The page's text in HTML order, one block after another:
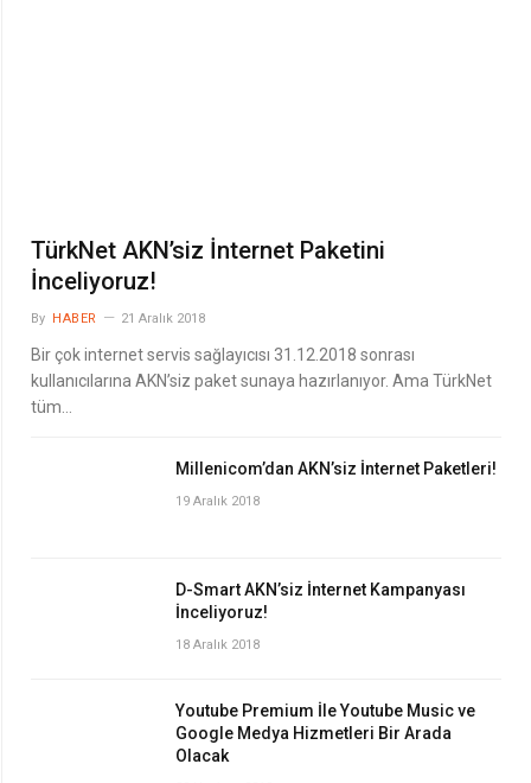
TürkNet AKN’siz İnternet Paketini
İnceliyoruz!
By HABER 21 Aralık 2018
Bir çok internet servis sağlayıcısı 31.12.2018 sonrası
kullanıcılarına AKN’siz paket sunaya hazırlanıyor. Ama TürkNet
tüm…
Millenicom’dan AKN’siz İnternet Paketleri!
19 Aralık 2018
D-Smart AKN’siz İnternet Kampanyası
İnceliyoruz!
18 Aralık 2018
Youtube Premium İle Youtube Music ve
Google Medya Hizmetleri Bir Arada
Olacak